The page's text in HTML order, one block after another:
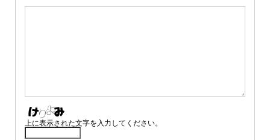
上に表示された文字を入力してください。